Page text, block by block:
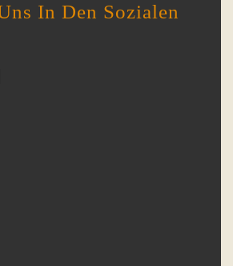
In Den Sozialen